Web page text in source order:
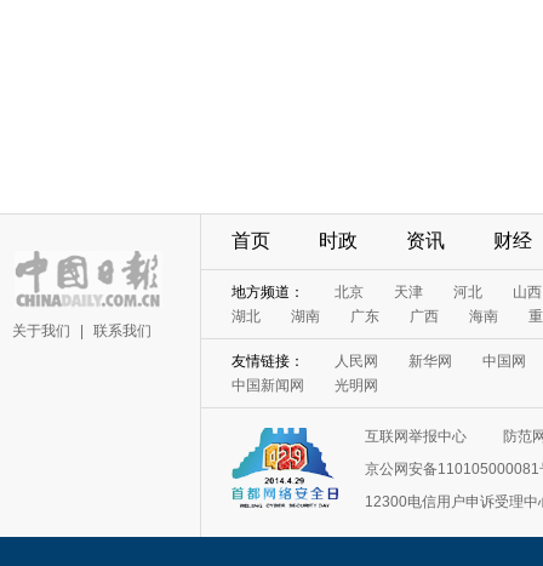
关于我们 联系我们
首页 时政 资讯 财经
地方频道： 北京 天津 河北
山西
湖北
湖南 广东 广西 海南
友情链接： 人民网 新华网
中国网
中国新闻网
光明网
互联网举报中心
防范
京公网安备110105000081
12300电信用户申诉受理中